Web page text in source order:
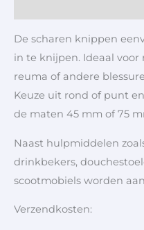
De scharen knippen
in te knijpen. Ideaal voor
reuma of andere
Keuze uit rond of punt en
de maten 45 mm of 75
Naast hulpmiddelen
drinkbekers,
scootmobiels worden
Verzendkosten: